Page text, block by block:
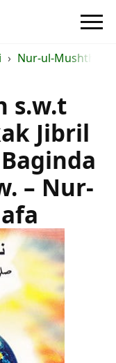
Nur-ul-Mushthafa
s.w.t
Jibril
– Nur-